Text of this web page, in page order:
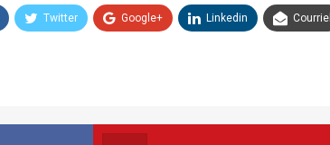
Twitter Google+ Linkedin Courriel